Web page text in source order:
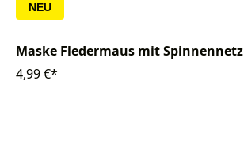
NEU
Maske Fledermaus mit Spinnennetz
4,99 €*